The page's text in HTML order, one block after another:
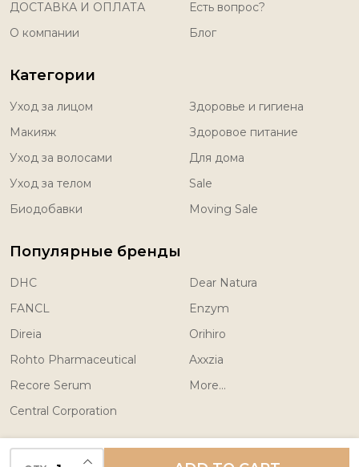
INCREASE QUANTITY OF UNDEFINED
ДОСТАВКА И ОПЛАТА
О компании
Есть вопрос?
Блог
Категории
Уход за лицом
Макияж
Уход за волосами
Уход за телом
Биодобавки
Здоровье и гигиена
Здоровое питание
Для дома
Sale
Moving Sale
Популярные бренды
DHC
FANCL
Direia
Rohto Pharmaceutical
Recore Serum
Central Corporation
Dear Natura
Enzym
Orihiro
Axxzia
More...